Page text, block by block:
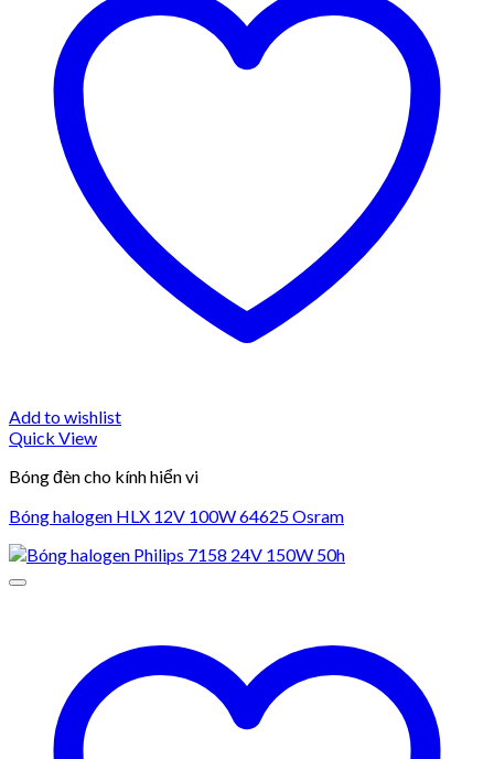
Add to wishlist
Quick View
Bóng đèn cho kính hiển vi
Bóng halogen HLX 12V 100W 64625 Osram